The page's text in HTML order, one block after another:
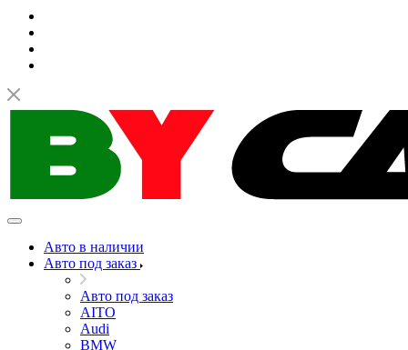
Авто в наличии
Авто под заказ
Авто под заказ
AITO
Audi
BMW